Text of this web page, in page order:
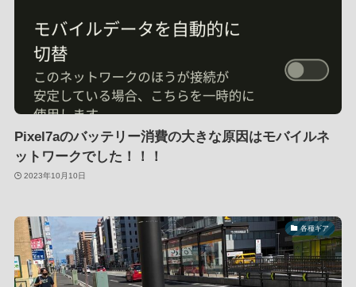
Pixel7aのバッテリー消費の大きな原因はモバイルネ
ットワークでした！！！
2023年10月10日
各種ギア